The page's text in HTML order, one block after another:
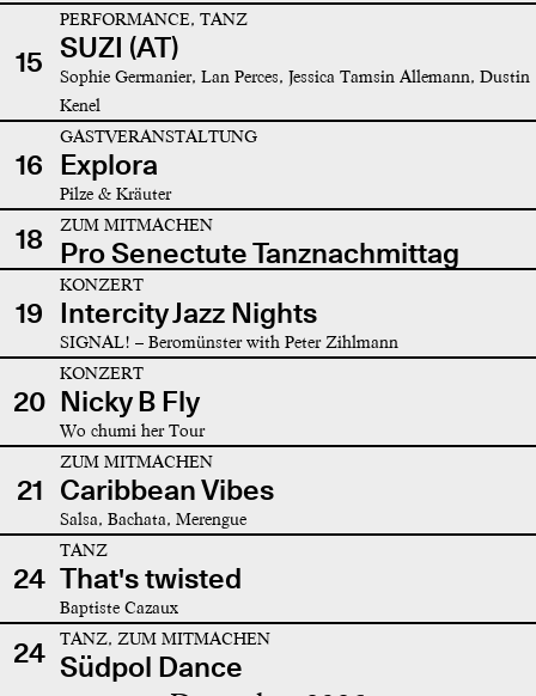
15
PERFORMANCE, TANZ
SUZI (AT)
Sophie Germanier, Lan Perces, Jessica Tamsin Allemann, Dustin
Kenel
16
GASTVERANSTALTUNG
Explora
Pilze & Kräuter
18 ZUM MITMACHEN
Pro Senectute Tanznachmittag
19
KONZERT
Intercity Jazz Nights
SIGNAL! – Beromünster with Peter Zihlmann
20
KONZERT
Nicky B Fly
Wo chumi her Tour
21
ZUM MITMACHEN
Caribbean Vibes
Salsa, Bachata, Merengue
24
TANZ
That's twisted
Baptiste Cazaux
24 TANZ, ZUM MITMACHEN
Südpol Dance